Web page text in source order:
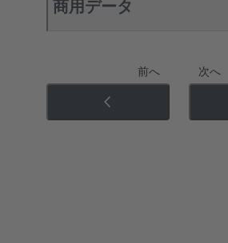
商用データ
前へ 次へ